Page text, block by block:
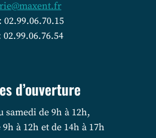
02.99.06.70.15
02.99.06.76.54
d’ouverture
samedi de 9h à 12h,
à 12h et de 14h à 17h